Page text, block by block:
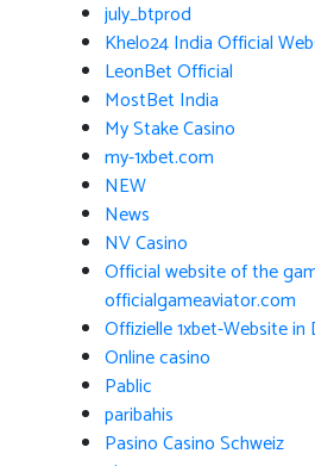
july_btprod
Khelo24 India Official
LeonBet Official
MostBet India
My Stake Casino
my-1xbet.com
NEW
News
NV Casino
Official website of the
officialgameaviator.com
Offizielle 1xbet-Website in
Online casino
Pablic
paribahis
Pasino Casino Schweiz